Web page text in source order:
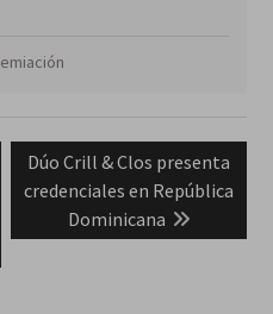
Next
post:
Dúo Crill & Clos presenta
credenciales en República
Dominicana